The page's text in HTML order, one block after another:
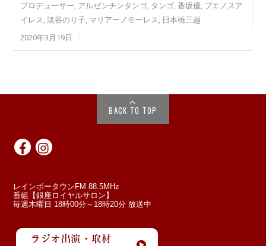
プロデューサー, アルゼンチンタンゴ, タンゴ,香坂優, ブエノスア
イレス,淡谷のり子, マリアーノモーレス, 日本橋三越
2020年3月19日
BACK TO TOP
レインボータウンFM 88.5MHz
番組【銀座ロイヤルサロン】
毎週木曜日 18時00分～18時20分 放送中